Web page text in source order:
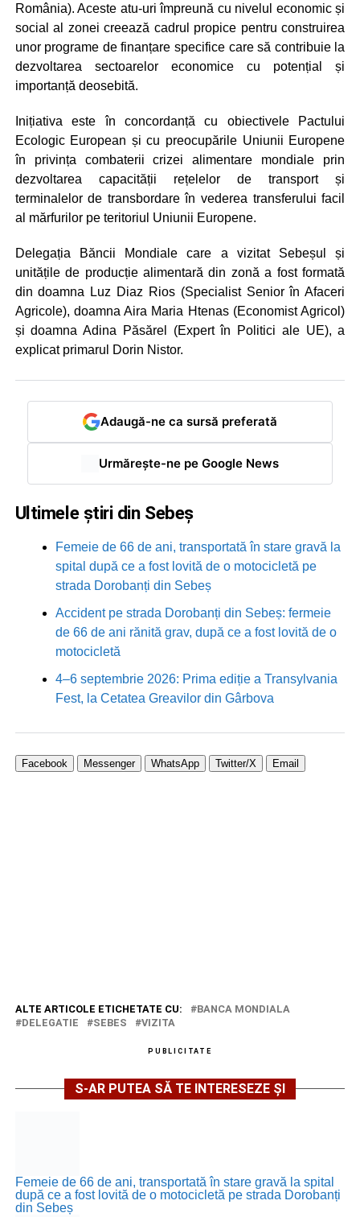
România). Aceste atu-uri împreună cu nivelul economic și
social al zonei creează cadrul propice pentru construirea
unor programe de finanțare specifice care să contribuie la
dezvoltarea sectoarelor economice cu potențial și
importanță deosebită.
Inițiativa este în concordanță cu obiectivele Pactului
Ecologic European și cu preocupările Uniunii Europene
în privința combaterii crizei alimentare mondiale prin
dezvoltarea capacității rețelelor de transport și
terminalelor de transbordare în vederea transferului facil
al mărfurilor pe teritoriul Uniunii Europene.
Delegația Băncii Mondiale care a vizitat Sebeșul și
unitățile de producție alimentară din zonă a fost formată
din doamna Luz Diaz Rios (Specialist Senior în Afaceri
Agricole), doamna Aira Maria Htenas (Economist Agricol)
și doamna Adina Păsărel (Expert în Politici ale UE), a
explicat primarul Dorin Nistor.
Adaugă-ne ca sursă preferată
Urmărește-ne pe Google News
Ultimele știri din Sebeș
Femeie de 66 de ani, transportată în stare gravă la
spital după ce a fost lovită de o motocicletă pe
strada Dorobanți din Sebeș
Accident pe strada Dorobanți din Sebeș: fermeie
de 66 de ani rănită grav, după ce a fost lovită de o
motocicletă
4–6 septembrie 2026: Prima ediție a Transylvania
Fest, la Cetatea Greavilor din Gârbova
Facebook Messenger WhatsApp Twitter/X Email
ALTE ARTICOLE ETICHETATE CU:
BANCA MONDIALA
DELEGATIE
SEBES VIZITA
PUBLICITATE
S-AR PUTEA SĂ TE INTERESEZE ȘI
Femeie de 66 de ani, transportată în stare gravă la spital
după ce a fost lovită de o motocicletă pe strada Dorobanți
din Sebeș